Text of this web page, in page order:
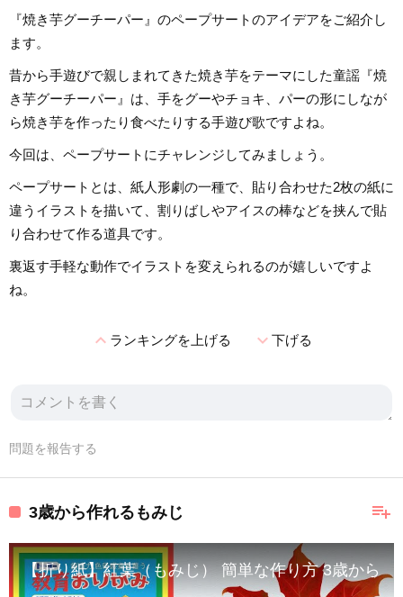
『焼き芋グーチーパー』のペープサートのアイデアをご紹介し
ます。
昔から手遊びで親しまれてきた焼き芋をテーマにした童謡『焼
き芋グーチーパー』は、手をグーやチョキ、パーの形にしなが
ら焼き芋を作ったり食べたりする手遊び歌ですよね。
今回は、ペープサートにチャレンジしてみましょう。
ペープサートとは、紙人形劇の一種で、貼り合わせた2枚の紙に
違うイラストを描いて、割りばしやアイスの棒などを挟んで貼
り合わせて作る道具です。
裏返す手軽な動作でイラストを変えられるのが嬉しいですよ
ね。
expand_lessランキングを上げる expand_more下げる
問題を報告する
playlist_add
3歳から作れるもみじ
【折り紙】紅葉（もみじ） 簡単な作り方 3歳から